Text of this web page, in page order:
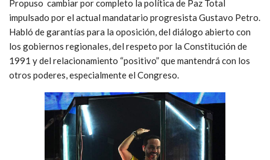
Propuso cambiar por completo la política de Paz Total
impulsado por el actual mandatario progresista Gustavo Petro.
Habló de garantías para la oposición, del diálogo abierto con
los gobiernos regionales, del respeto por la Constitución de
1991 y del relacionamiento “positivo” que mantendrá con los
otros poderes, especialmente el Congreso.